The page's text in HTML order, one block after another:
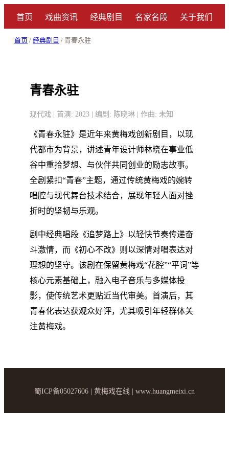
首页 戏曲资讯 经典剧目 名家名段 关于我们
首页 / 经典剧目 / 青春永驻
青春永驻
现代戏 | 首演: 2023 | 编剧: 陈晓琳 | 作曲: 未知
《青春永驻》是近年来黄梅戏创新剧目，以现
代都市为背景，讲述青年设计师林晓在事业低
谷中重拾梦想、与伙伴共同创业的励志故事。
全剧紧扣“青春”主题，通过传统黄梅戏的婉转
唱腔与现代舞台技术结合，展现年轻人面对挫
折时的坚韧与乐观。
剧中经典唱段《追梦路上》以轻快节奏传递奋
斗激情，而《初心不改》则以深情对唱表达对
理想的坚守。该剧在保留黄梅戏“花腔”“平词”等
核心元素基础上，融入电子音乐与多媒体投
影，使传统艺术更贴近当代审美。首演后，其
青春化表达获观众好评，尤其吸引年轻群体关
注黄梅戏。
蜀ICP备05027606 | 黄梅戏在线 | www.huangmeixi.cn